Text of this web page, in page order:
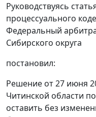
Руководствуясь
процессуального
Федеральный
Сибирского округа
постановил:
Решение от 27 июня
Читинской области
оставить без